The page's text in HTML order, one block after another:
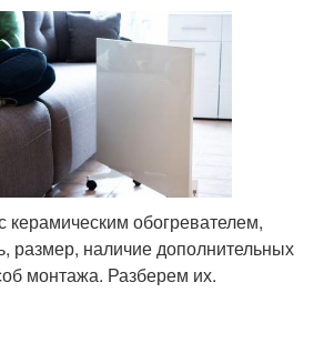
керамическим обогревателем,
размер, наличие дополнительных
монтажа. Разберем их.